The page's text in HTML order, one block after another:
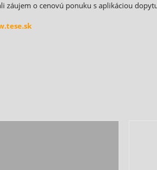
záujem o cenovú ponuku s aplikáciou